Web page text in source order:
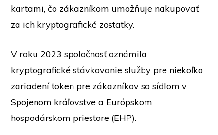
kartami, čo zákazníkom umožňuje nakupovať
za ich kryptografické zostatky.
V roku 2023 spoločnosť oznámila
kryptografické stávkovanie služby pre niekoľko
zariadení token pre zákazníkov so sídlom v
Spojenom kráľovstve a Európskom
hospodárskom priestore (EHP).